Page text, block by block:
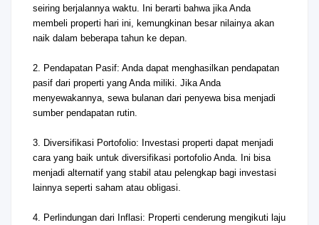
seiring berjalannya waktu. Ini berarti bahwa jika Anda
membeli properti hari ini, kemungkinan besar nilainya akan
naik dalam beberapa tahun ke depan.
2. Pendapatan Pasif: Anda dapat menghasilkan pendapatan
pasif dari properti yang Anda miliki. Jika Anda
menyewakannya, sewa bulanan dari penyewa bisa menjadi
sumber pendapatan rutin.
3. Diversifikasi Portofolio: Investasi properti dapat menjadi
cara yang baik untuk diversifikasi portofolio Anda. Ini bisa
menjadi alternatif yang stabil atau pelengkap bagi investasi
lainnya seperti saham atau obligasi.
4. Perlindungan dari Inflasi: Properti cenderung mengikuti laju